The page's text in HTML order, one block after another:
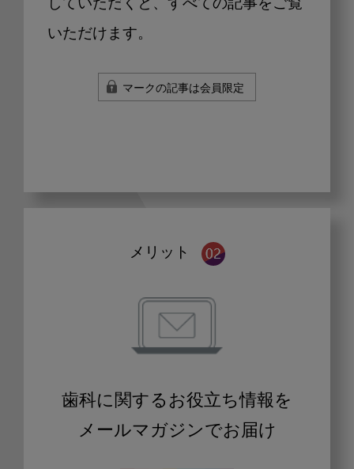
していただくと、すべての記事をご覧
いただけます。
マークの記事は会員限定
メリット
歯科に関するお役立ち情報を
メールマガジンでお届け